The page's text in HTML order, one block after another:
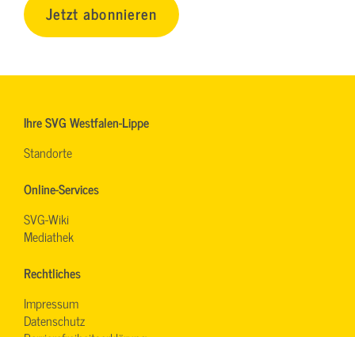
Jetzt abonnieren
Ihre SVG Westfalen-Lippe
Standorte
Online-Services
SVG-Wiki
Mediathek
Rechtliches
Impressum
Datenschutz